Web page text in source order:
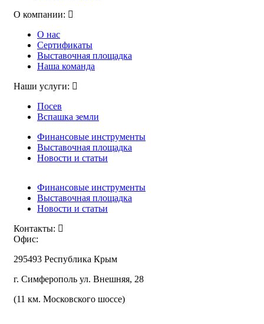
О компании:
О нас
Сертификаты
Выставочная площадка
Наша команда
Наши услуги:
Посев
Вспашка земли
Финансовые инструменты
Выставочная площадка
Новости и статьи
Финансовые инструменты
Выставочная площадка
Новости и статьи
Контакты:
Офис:
295493 Республика Крым
г. Симферополь ул. Внешняя, 28
(11 км. Московского шоссе)